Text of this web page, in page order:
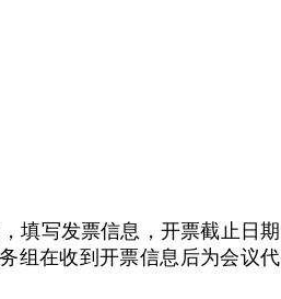
填写发票信息，开票截止日期
组在收到开票信息后为会议代